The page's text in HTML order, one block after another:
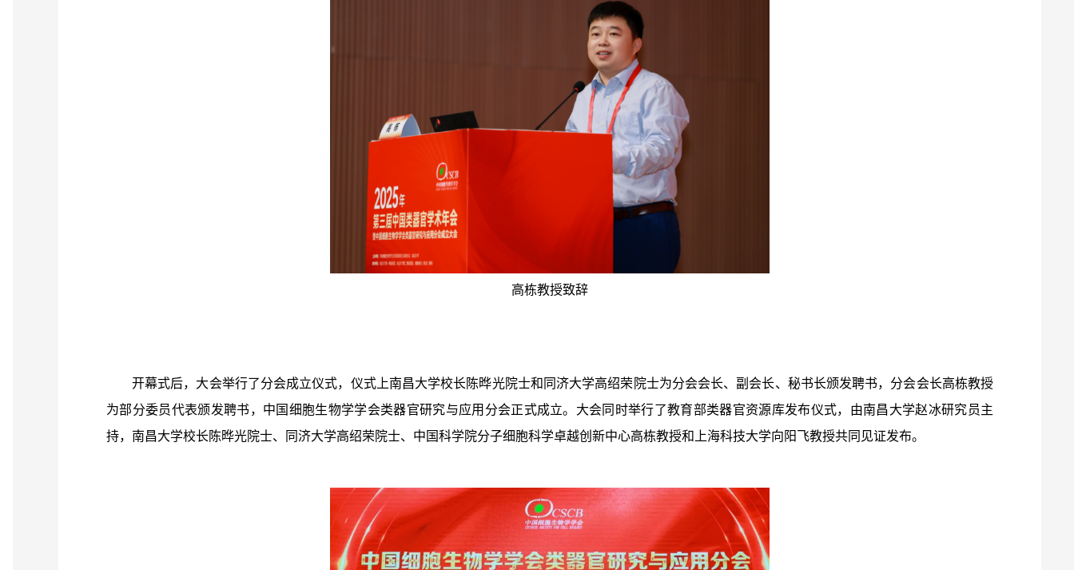
高栋教授致辞
开幕式后，大会举行了分会成立仪式，仪式上南昌大学校长陈晔光院士和同济大学高绍荣院士为分会会长、副会长、秘书长颁发聘书，分会会长高栋教授
为部分委员代表颁发聘书，中国细胞生物学学会类器官研究与应用分会正式成立。大会同时举行了教育部类器官资源库发布仪式，由南昌大学赵冰研究员主
持，南昌大学校长陈晔光院士、同济大学高绍荣院士、中国科学院分子细胞科学卓越创新中心高栋教授和上海科技大学向阳飞教授共同见证发布。